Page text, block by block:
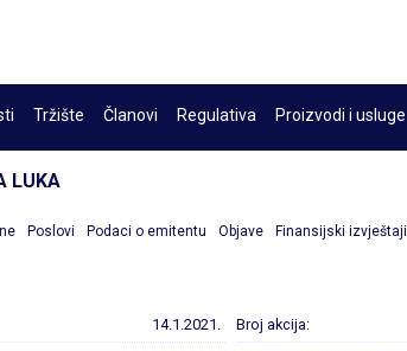
Tržište Članovi Regulativa Proizvodi i usluge
LUKA
Poslovi Podaci o emitentu Objave Finansijski izvještaji
14.1.2021. Broj akcija: